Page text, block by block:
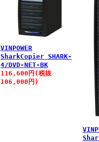
VINPOWER
SharkCopier SHARK-
4/DVD-NET-BK
116,600円(税抜
106,000円)